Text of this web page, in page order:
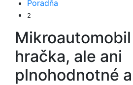
Poradňa
2
hračka, ale ani
plnohodnotné